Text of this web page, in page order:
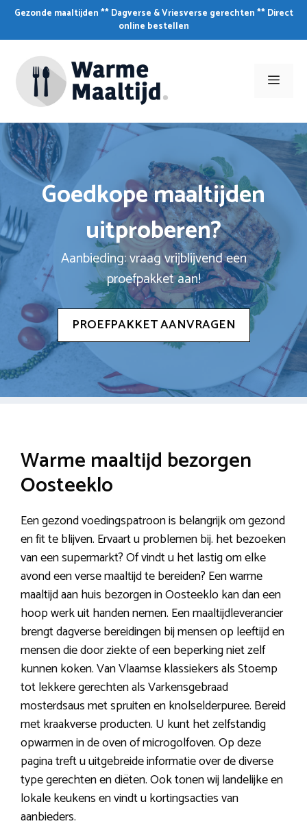
Skip
content
Gezonde maaltijden ** Dagverse & Vriesverse gerechten ** Direct
online bestellen
Menu
Goedkope maaltijden
uitproberen?
Aanbieding: vraag vrijblijvend een
proefpakket aan!
PROEFPAKKET AANVRAGEN
Warme maaltijd bezorgen
Oosteeklo
Een gezond voedingspatroon is belangrijk om gezond
en fit te blijven. Ervaart u problemen bij. het bezoeken
van een supermarkt? Of vindt u het lastig om elke
avond een verse maaltijd te bereiden? Een warme
maaltijd aan huis bezorgen in Oosteeklo kan dan een
hoop werk uit handen nemen. Een maaltijdleverancier
brengt dagverse bereidingen bij mensen op leeftijd en
mensen die door ziekte of een beperking niet zelf
kunnen koken. Van Vlaamse klassiekers als Stoemp
tot lekkere gerechten als Varkensgebraad
mosterdsaus met spruiten en knolselderpuree. Bereid
met kraakverse producten. U kunt het zelfstandig
opwarmen in de oven of microgolfoven. Op deze
pagina treft u uitgebreide informatie over de diverse
type gerechten en diëten. Ook tonen wij landelijke en
lokale keukens en vindt u kortingsacties van
aanbieders.